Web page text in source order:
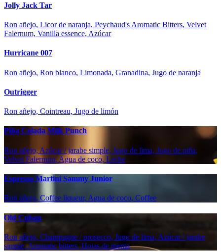
Jolly Jack Tar
Ron añejo, Licor de naranja, Peychaud's Aromatic Bitters, Velvet
Falernum, Vanilla essence, Azúcar
Hurricane 007
Ron añejo, Ron blanco, Limonada, Granadina, Jugo de naranja
Outrigger
Ron añejo, Cointreau, Jugo de limón
Piña Colada Milk Punch
Ron añejo, Azúcar / jarabe simple, Jugo de lima, Jugo de piña,
Velvet Falernum, Agua de coco, Leche
Espresso Martini Sammy Junior
Ron añejo, Coffee liqueur, Agua de coco, Coffee
Old Cuban
Ron añejo, Champagne / prosecco, Jugo de lima, Azúcar / jarabe
simple, Aromatic bitters, Hojas de menta